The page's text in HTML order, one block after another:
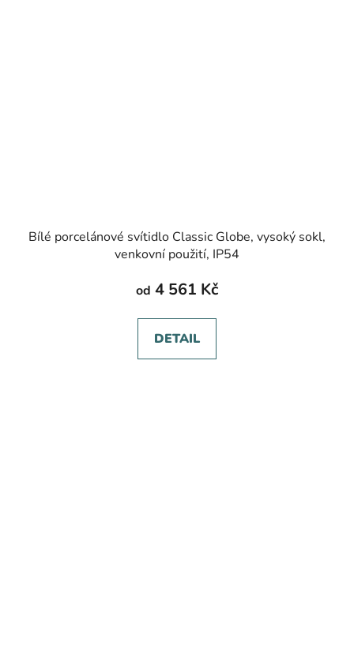
Bílé porcelánové svítidlo Classic Globe, vysoký sokl,
venkovní použití, IP54
od 4 561 Kč
DETAIL